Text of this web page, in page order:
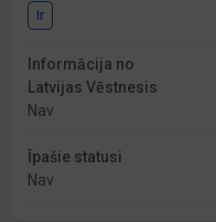
Ir
Informācija no
Latvijas Vēstnesis
Nav
Īpašie statusi
Nav